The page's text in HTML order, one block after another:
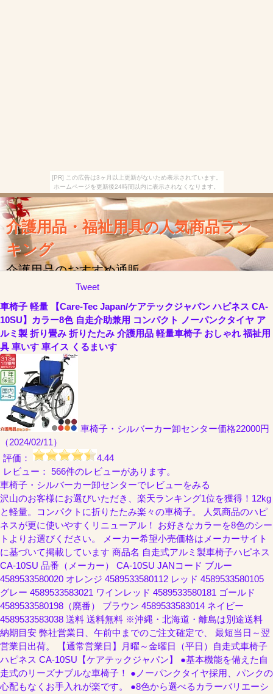
[PR] この広告は3ヶ月以上更新がないため表示されています。
ホームページを更新後24時間以内に表示されなくなります。
介護用品・福祉用具の人気商品ラン
キング
介護用品のおすすめ通販
Tweet
車椅子 軽量 【Care-Tec Japan/ケアテックジャパン ハピネス CA-
10SU】カラー8色 自走介助兼用 コンパクト ノーパンクタイヤ ア
ルミ製 折り畳み 折りたたみ 介護用品 軽量車椅子 おしゃれ 福祉用
具 車いす 車イス くるまいす
車椅子・シルバーカー卸センター価格22000円
（2024/02/11）
評価：
4.44
レビュー： 566件のレビューがあります。
車椅子・シルバーカー卸センターでレビューをみる
沢山のお客様にお選びいただき、楽天ランキング1位を獲得！12kg
と軽量。コンパクトに折りたたみ楽々の車椅子。 人気商品のハピ
ネスが更に使いやすくリニューアル！ お好きなカラーを8色のシー
トよりお選びください。 メーカー希望小売価格はメーカーサイト
に基づいて掲載しています 商品名 自走式アルミ製車椅子ハピネス
CA-10SU 品番（メーカー） CA-10SU JANコード ブルー
4589533580020 オレンジ 4589533580112 レッド 4589533580105
グレー 4589533583021 ワインレッド 4589533580181 ゴールド
4589533580198（廃番） ブラウン 4589533583014 ネイビー
4589533583038 送料 送料無料 ※沖縄・北海道・離島は別途送料
納期目安 弊社営業日、午前中までのご注文確定で、 最短当日～翌
営業日出荷。 【通常営業日】月曜～金曜日（平日）自走式車椅子
ハピネス CA-10SU【ケアテックジャパン】 ●基本機能を備えた自
走式のリーズナブルな車椅子！ ●ノーパンクタイヤ採用、パンクの
心配もなくお手入れが楽です。 ●8色から選べるカラーバリエーシ